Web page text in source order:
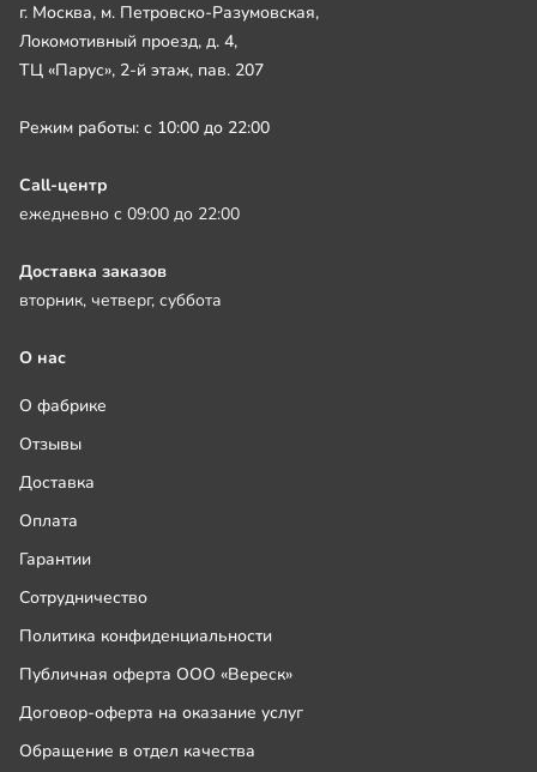
г. Москва, м. Петровско-Разумовская,
Локомотивный проезд, д. 4,
ТЦ «Парус», 2-й этаж, пав. 207
Режим работы: с 10:00 до 22:00
Call-центр
ежедневно с 09:00 до 22:00
Доставка заказов
вторник, четверг, суббота
О нас
О фабрике
Отзывы
Доставка
Оплата
Гарантии
Сотрудничество
Политика конфиденциальности
Публичная оферта ООО «Вереск»
Договор-оферта на оказание услуг
Обращение в отдел качества